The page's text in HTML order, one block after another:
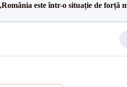
este într-o situație de forță